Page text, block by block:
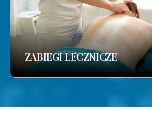
ZABIEGI LECZNICZE